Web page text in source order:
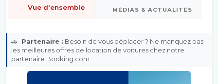
Vue d'ensemble MÉDIAS & ACTUALITÉS
🚗 Partenaire : Besoin de vous déplacer ? Ne manquez pas
les meilleures offres de location de voitures chez notre
partenaire Booking.com.